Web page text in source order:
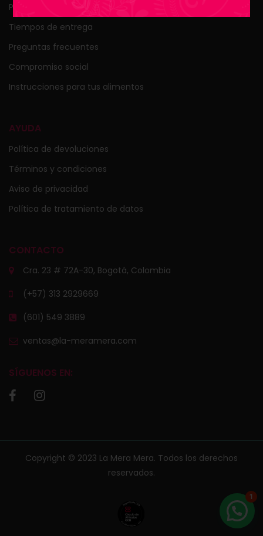
Puntos de venta
Tiempos de entrega
Preguntas frecuentes
Compromiso social
Instrucciones para tus alimentos
AYUDA
Política de devoluciones
Términos y condiciones
Aviso de privacidad
Política de tratamiento de datos
CONTACTO
Cra. 23 # 72A-30, Bogotá, Colombia
(+57) 313 2929669
(601) 549 3889
ventas@la-meramera.com
SÍGUENOS EN:
Copyright © 2023 La Mera Mera. Todos los derechos
reservados.
1